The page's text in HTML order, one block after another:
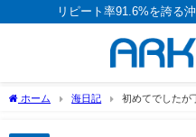
リピート率91.6%を誇る
ホーム 海日記 初めてでしたが